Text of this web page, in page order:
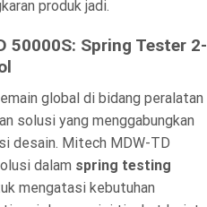
produk jadi.
50000S: Spring Tester 2-
global di bidang peralatan
solusi yang menggabungkan
desain. Mitech MDW-TD
dalam spring testing
mengatasi kebutuhan